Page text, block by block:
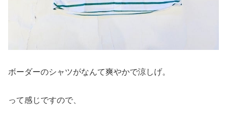
ボーダーのシャツがなんて爽やかで涼しげ。
って感じですので、